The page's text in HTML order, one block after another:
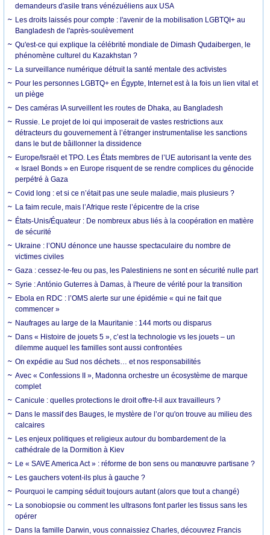
demandeurs d'asile trans vénézuéliens aux USA
Les droits laissés pour compte : l'avenir de la mobilisation LGBTQI+ au
Bangladesh de l'après-soulèvement
Qu'est-ce qui explique la célébrité mondiale de Dimash Qudaibergen, le
phénomène culturel du Kazakhstan ?
La surveillance numérique détruit la santé mentale des activistes
Pour les personnes LGBTQ+ en Égypte, Internet est à la fois un lien vital et
un piège
Des caméras IA surveillent les routes de Dhaka, au Bangladesh
Russie. Le projet de loi qui imposerait de vastes restrictions aux
détracteurs du gouvernement à l’étranger instrumentalise les sanctions
dans le but de bâillonner la dissidence
Europe/Israël et TPO. Les États membres de l’UE autorisant la vente des
« Israel Bonds » en Europe risquent de se rendre complices du génocide
perpétré à Gaza
Covid long : et si ce n’était pas une seule maladie, mais plusieurs ?
La faim recule, mais l’Afrique reste l’épicentre de la crise
États-Unis/Équateur : De nombreux abus liés à la coopération en matière
de sécurité
Ukraine : l’ONU dénonce une hausse spectaculaire du nombre de
victimes civiles
Gaza : cessez-le-feu ou pas, les Palestiniens ne sont en sécurité nulle part
Syrie : António Guterres à Damas, à l'heure de vérité pour la transition
Ebola en RDC : l’OMS alerte sur une épidémie « qui ne fait que
commencer »
Naufrages au large de la Mauritanie : 144 morts ou disparus
Dans « Histoire de jouets 5 », c’est la technologie vs les jouets – un
dilemme auquel les familles sont aussi confrontées
On expédie au Sud nos déchets… et nos responsabilités
Avec « Confessions II », Madonna orchestre un écosystème de marque
complet
Canicule : quelles protections le droit offre-t-il aux travailleurs ?
Dans le massif des Bauges, le mystère de l’or qu'on trouve au milieu des
calcaires
Les enjeux politiques et religieux autour du bombardement de la
cathédrale de la Dormition à Kiev
Le « SAVE America Act » : réforme de bon sens ou manœuvre partisane ?
Les gauchers votent-ils plus à gauche ?
Pourquoi le camping séduit toujours autant (alors que tout a changé)
La sonobiopsie ou comment les ultrasons font parler les tissus sans les
opérer
Dans la famille Darwin, vous connaissiez Charles, découvrez Francis